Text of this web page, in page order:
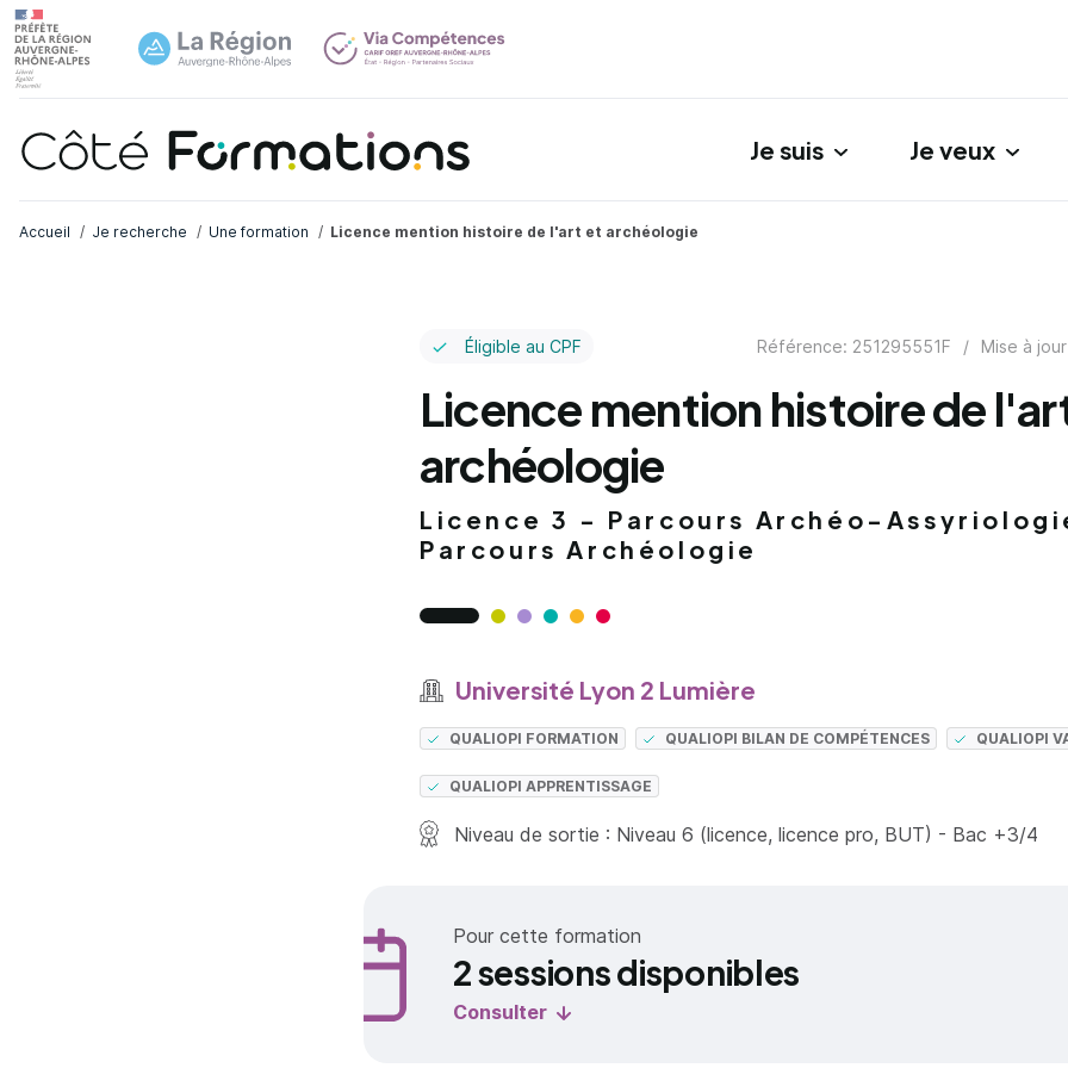
Je suis Je veux
Accueil Je recherche Une formation Licence mention histoire de l'art et archéologie
Éligible au CPF Référence: 251295551F / Mise à
Licence mention histoire de
archéologie
Licence 3 - Parcours Archéo-
Parcours Archéologie
Université Lyon 2 Lumière
QUALIOPI FORMATION QUALIOPI BILAN DE COMPÉTENCES QUALIOPI
QUALIOPI APPRENTISSAGE
Niveau de sortie : Niveau 6 (licence, licence pro, BUT) - Bac +3/4
Pour cette formation
2 sessions disponibles
Consulter